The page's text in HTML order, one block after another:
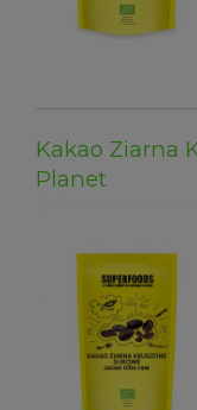
Kakao Ziarna
Planet